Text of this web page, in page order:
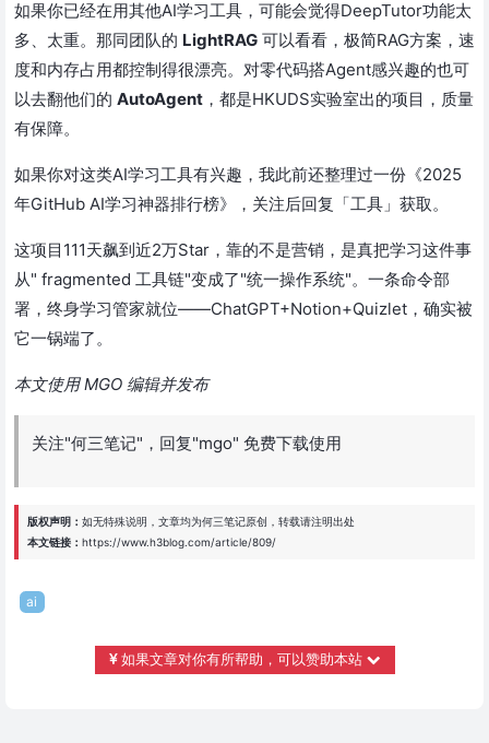
如果你已经在用其他AI学习工具，可能会觉得DeepTutor功能太
多、太重。那同团队的 LightRAG 可以看看，极简RAG方案，速
度和内存占用都控制得很漂亮。对零代码搭Agent感兴趣的也可
以去翻他们的 AutoAgent ，都是HKUDS实验室出的项目，质量
有保障。
如果你对这类AI学习工具有兴趣，我此前还整理过一份《2025
年GitHub AI学习神器排行榜》，关注后回复「工具」获取。
这项目111天飙到近2万Star，靠的不是营销，是真把学习这件事
从" fragmented 工具链"变成了"统一操作系统"。一条命令部
署，终身学习管家就位——ChatGPT+Notion+Quizlet，确实被
它一锅端了。
本文使用 MGO 编辑并发布
关注"何三笔记"，回复"mgo" 免费下载使用
版权声明： 如无特殊说明，文章均为何三笔记原创，转载请注明出处
本文链接： https://www.h3blog.com/article/809/
ai
如果文章对你有所帮助，可以赞助本站